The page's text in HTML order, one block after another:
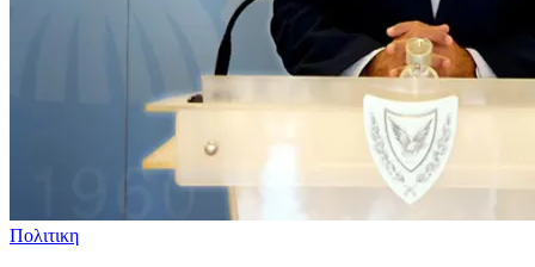
Πολιτικη